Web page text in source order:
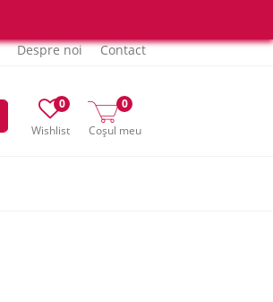
Despre noi Contact
Wishlist
0
Coșul meu
0